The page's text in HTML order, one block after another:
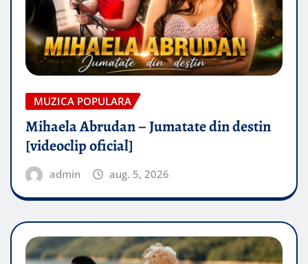
MUZICA POPULARA
Mihaela Abrudan – Jumatate din destin
[videoclip oficial]
admin aug. 5, 2026